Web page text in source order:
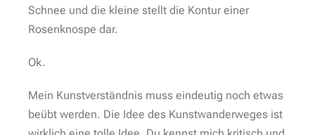
Schnee und die kleine stellt die Kontur einer
Rosenknospe dar.
Ok.
Mein Kunstverständnis muss eindeutig noch etwas
beübt werden. Die Idee des Kunstwanderweges ist